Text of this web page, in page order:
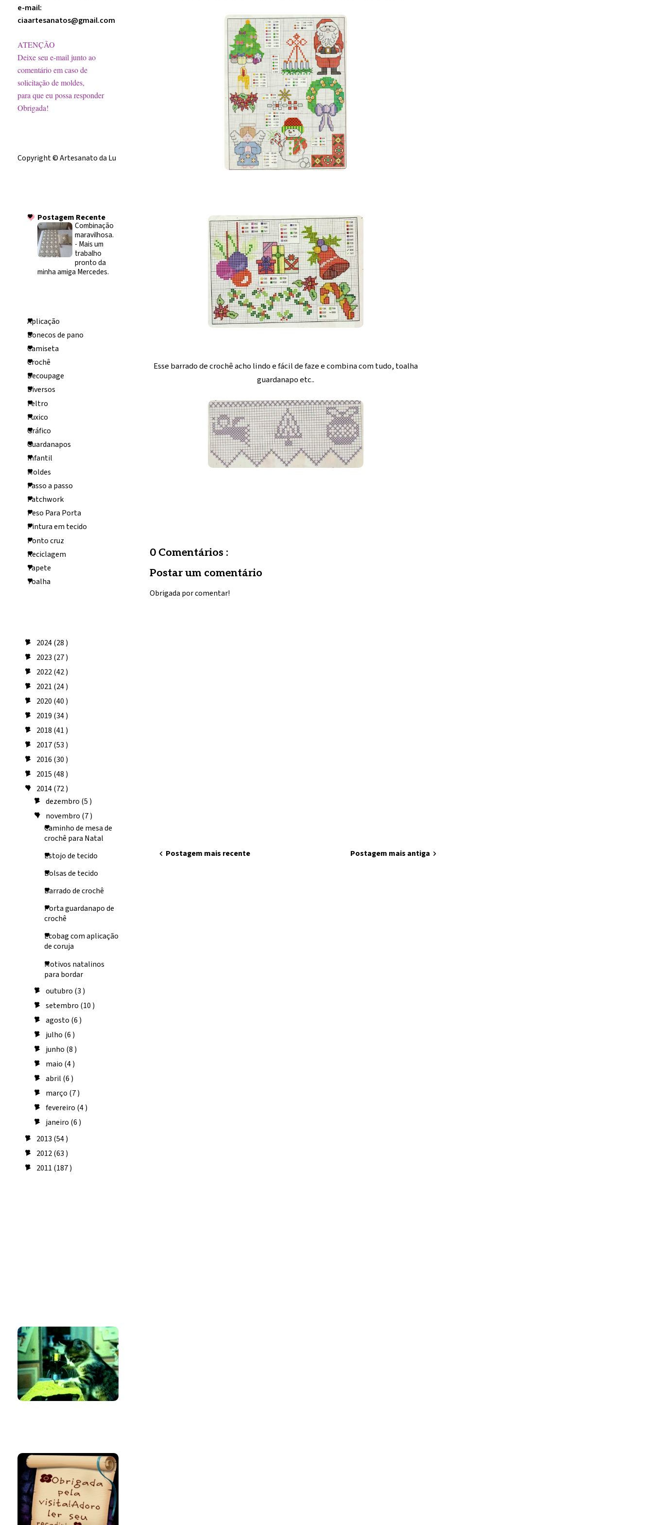
e-mail:
ciaartesanatos@gmail.com
ATENÇÃO
Deixe seu e-mail junto ao
comentário em caso de
solicitação de moldes,
para que eu possa responder
Obrigada!
Copyright © Artesanato da Lu
Postagem Recente
Combinação
maravilhosa.
- Mais um
trabalho
pronto da
minha amiga Mercedes.
Aplicação
Bonecos de pano
Camiseta
Crochê
Decoupage
Diversos
Feltro
Fuxico
Gráfico
Guardanapos
Infantil
Moldes
Passo a passo
Patchwork
Peso Para Porta
Pintura em tecido
Ponto cruz
Reciclagem
Tapete
Toalha
► 2024(28 )
► 2023 (27 )
► 2022(42 )
► 2021 (24 )
► 2020 (40 )
► 2019 (34 )
► 2018 (41 )
► 2017(53 )
► 2016 (30 )
► 2015 (48 )
▼ 2014(72 )
►dezembro (5 )
▼ novembro (7 )
Caminho de mesa de
crochê para Natal
Estojo de tecido
Bolsas de tecido
Barrado de crochê
Porta guardanapo de
crochê
Ecobag com aplicação
de coruja
Motivos natalinos
para bordar
►outubro (3 )
►setembro (10 )
►agosto (6 )
► julho (6 )
► junho (8 )
► maio (4 )
►abril (6 )
► março (7 )
►fevereiro (4 )
► janeiro (6 )
► 2013 (54 )
► 2012(63 )
► 2011 (187 )
Esse barrado de crochê acho lindo e fácil de faze e combina com tudo, toalha
guardanapo etc..
0 Comentários :
Postar um comentário
Obrigada por comentar!
chevron_left Postagem mais recente Postagem mais antiga chevron_right